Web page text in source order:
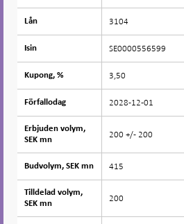
Lån
Isin
Kupong, %
Förfallodag
Erbjuden volym,
SEK mn
Budvolym, SEK mn
Tilldelad volym,
SEK mn
Lån 3104
Isin SE0000556599
Kupong, % 3,50
Förfallodag 2028-12-01
Erbjuden volym,
SEK mn
200 +/- 200
Budvolym, SEK mn 415
Tilldelad volym,
SEK mn
200